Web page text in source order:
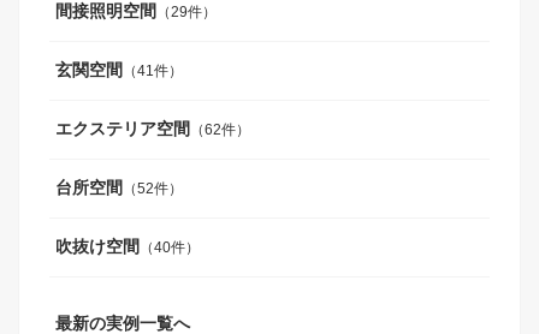
間接照明空間 （29件）
玄関空間 （41件）
エクステリア空間 （62件）
台所空間 （52件）
吹抜け空間 （40件）
最新の実例一覧へ